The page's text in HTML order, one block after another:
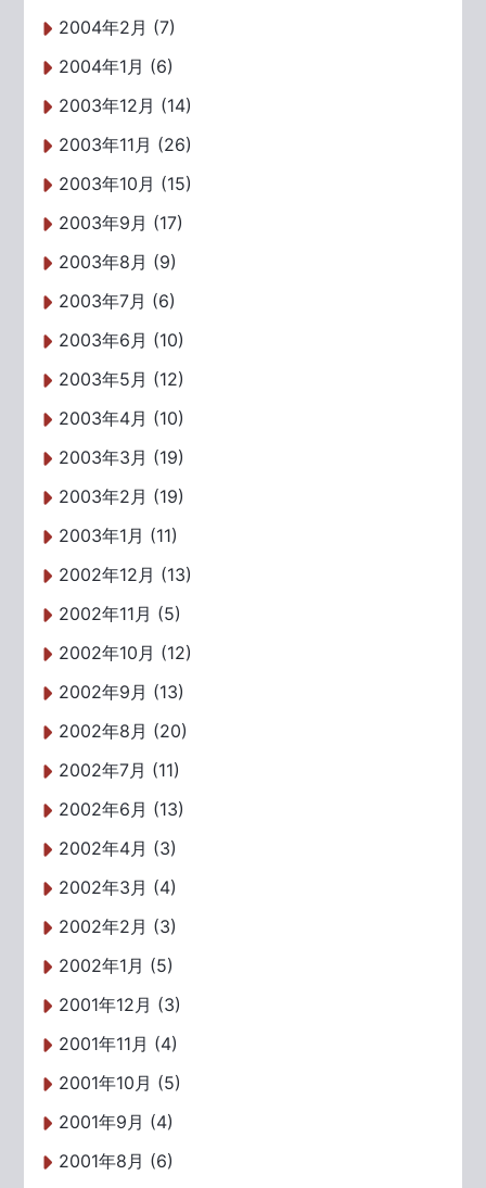
2004年2月 (7)
2004年1月 (6)
2003年12月 (14)
2003年11月 (26)
2003年10月 (15)
2003年9月 (17)
2003年8月 (9)
2003年7月 (6)
2003年6月 (10)
2003年5月 (12)
2003年4月 (10)
2003年3月 (19)
2003年2月 (19)
2003年1月 (11)
2002年12月 (13)
2002年11月 (5)
2002年10月 (12)
2002年9月 (13)
2002年8月 (20)
2002年7月 (11)
2002年6月 (13)
2002年4月 (3)
2002年3月 (4)
2002年2月 (3)
2002年1月 (5)
2001年12月 (3)
2001年11月 (4)
2001年10月 (5)
2001年9月 (4)
2001年8月 (6)